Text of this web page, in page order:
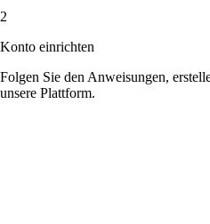
2
Konto einrichten
Folgen Sie den Anweisungen,
unsere Plattform.